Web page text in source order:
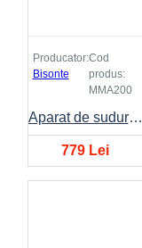
Producator:
Bisonte
Cod
produs:
MMA200
Aparat de sudura BISONTE MMA-200 10A-200A 230V
779 Lei